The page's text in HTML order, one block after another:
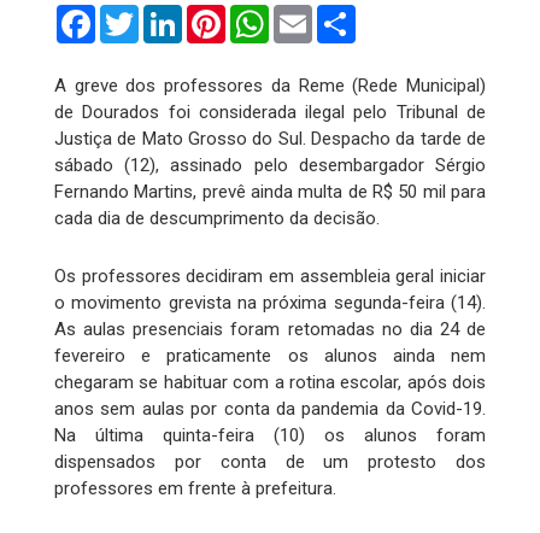
FacebookTwitterLinkedInPinterestWhatsApp
Email
A greve dos professores da Reme (Rede Municipal)
de Dourados foi considerada ilegal pelo Tribunal de
Justiça de Mato Grosso do Sul. Despacho da tarde de
sábado (12), assinado pelo desembargador Sérgio
Fernando Martins, prevê ainda multa de R$ 50 mil para
cada dia de descumprimento da decisão.
Os professores decidiram em assembleia geral iniciar
o movimento grevista na próxima segunda-feira (14).
As aulas presenciais foram retomadas no dia 24 de
fevereiro e praticamente os alunos ainda nem
chegaram se habituar com a rotina escolar, após dois
anos sem aulas por conta da pandemia da Covid-19.
Na última quinta-feira (10) os alunos foram
dispensados por conta de um protesto dos
professores em frente à prefeitura.